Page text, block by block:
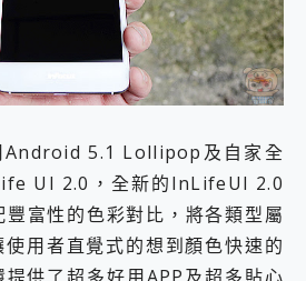
Android 5.1 Lollipop及自家全
UI 2.0，全新的InLifeUI 2.0
富性的色彩對比，將各類型屬
用者直覺式的想到顏色快速的